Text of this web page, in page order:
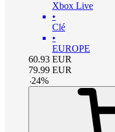
Xbox Live
•
Clé
•
EUROPE
60.93 EUR
79.99 EUR
-24%